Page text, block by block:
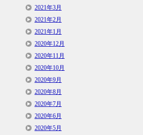
2021年3月
2021年2月
2021年1月
2020年12月
2020年11月
2020年10月
2020年9月
2020年8月
2020年7月
2020年6月
2020年5月